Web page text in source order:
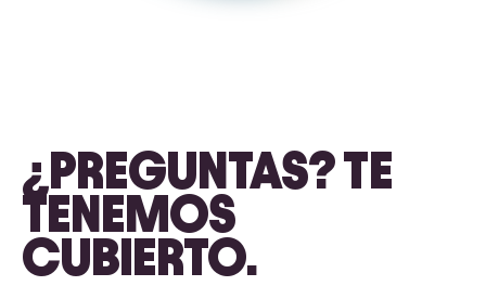
¿PREGUNTAS? TE
TENEMOS
CUBIERTO.